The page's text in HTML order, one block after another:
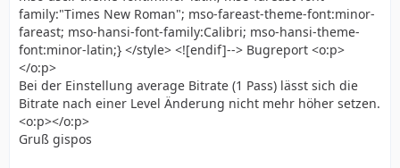
Bei der Einstellung average Bitrate (1 Pass) lässt sich die
Bitrate nach einer Level Änderung nicht mehr höher setzen.
<o:p></o:p>
Gruß gispos